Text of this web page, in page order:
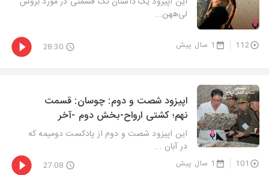
لی‌ههن...
112 1 سال پیش 28:30
اپیزود شصت و دوم: چوسان: قسمت
نهم؛ کشتی ارواح-بخش دوم -آخر
این اپیزود شصت و دوم از پادکست دومیمه که
در آبان ...
101 1 سال پیش 27:08